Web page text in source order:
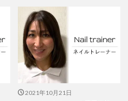
2021年10月21日